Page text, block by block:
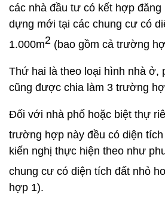
các nhà đầu tư có kết hợp
dựng mới tại các chung cư có
1.000m2 (bao gồm cả trường
Thứ hai là theo loại hình nhà ở,
cũng được chia làm 3 trường
Đối với nhà phố hoặc biệt thự
trường hợp này đều có diện
kiến nghị thực hiện theo như
chung cư có diện tích đất nhỏ
hợp 1).